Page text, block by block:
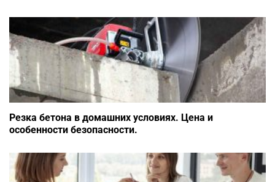
Резка бетона в домашних условиях. Цена и
особенности безопасности.